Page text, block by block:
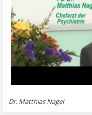
Dr. Matthias Nagel